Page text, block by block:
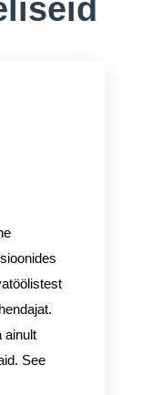
ainult
See